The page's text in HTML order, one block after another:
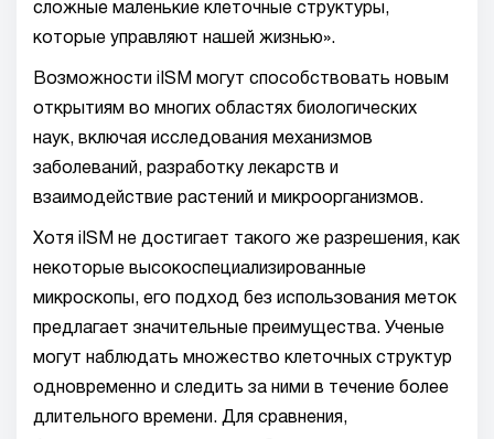
сложные маленькие клеточные структуры,
которые управляют нашей жизнью».
Возможности iISM могут способствовать новым
открытиям во многих областях биологических
наук, включая исследования механизмов
заболеваний, разработку лекарств и
взаимодействие растений и микроорганизмов.
Хотя iISM не достигает такого же разрешения, как
некоторые высокоспециализированные
микроскопы, его подход без использования меток
предлагает значительные преимущества. Ученые
могут наблюдать множество клеточных структур
одновременно и следить за ними в течение более
длительного времени. Для сравнения,